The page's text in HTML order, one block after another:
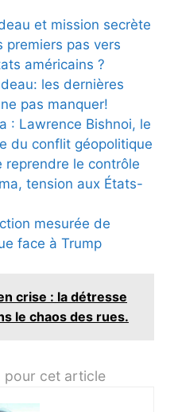
et mission secrète
premiers pas vers
américains ?
les dernières
pas manquer!
: Lawrence Bishnoi, le
du conflit géopolitique
reprendre le contrôle
tension aux États-
mesurée de
face à Trump
crise : la détresse
le chaos des rues.
pour cet article